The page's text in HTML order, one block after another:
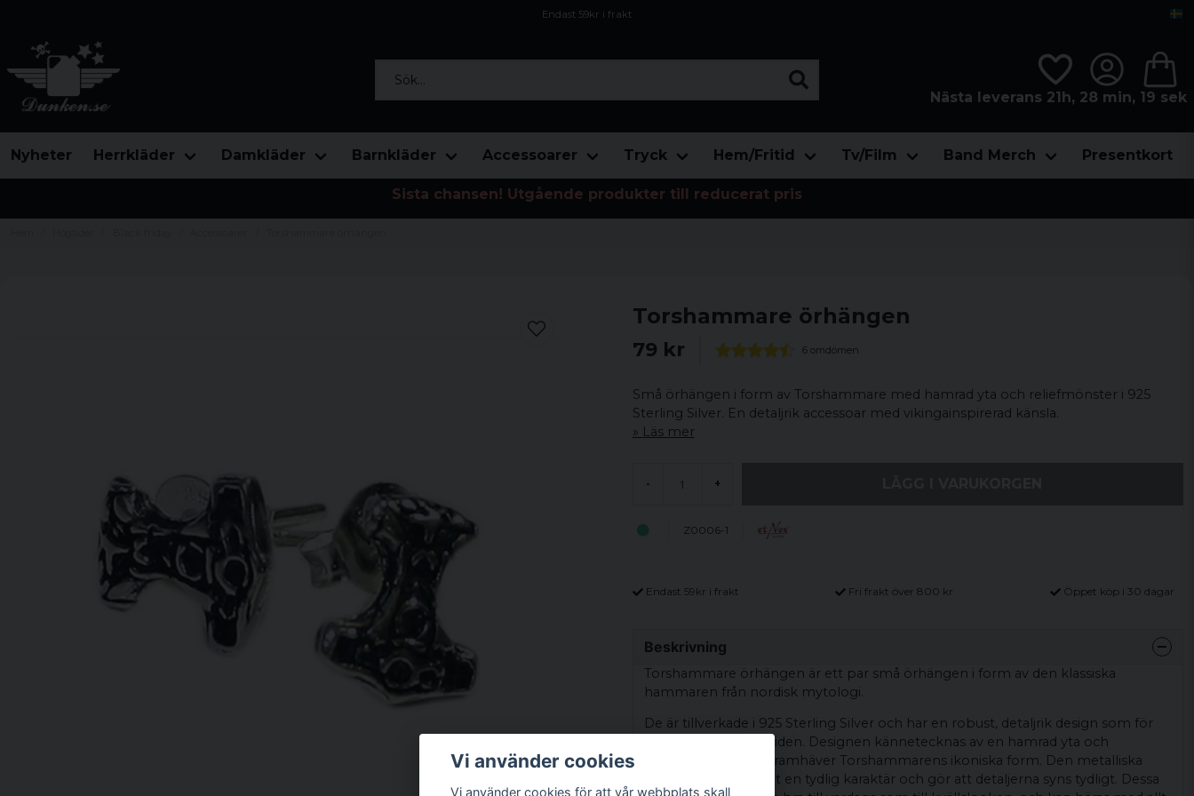
Endast 59kr i frakt
Nästa leverans 21h, 28 min, 18 sek
Nyheter Herrkläder Damkläder Barnkläder Accessoarer Tryck Hem/Fritid Tv/Film Band Merch Presentkort
Sista chansen! Utgående produkter till reducerat pris
Torshammare örhängen
79 kr 6 omdömen
Små örhängen i form av Torshammare med hamrad yta och reliefmönster i 925
Sterling Silver. En detaljrik accessoar med vikingainspirerad känsla.
Läs mer
- +
Z0006-1
Endast 59kr i frakt Fri frakt över 800 kr Öppet köp i 30 dagar
Beskrivning
Torshammare örhängen är ett par små örhängen i form av den klassiska
hammaren från nordisk mytologi.
De är tillverkade i 925 Sterling Silver och har en robust, detaljrik design som för
tankarna till vikingatiden. Designen kännetecknas av en hamrad yta och
reliefmönster som framhäver Torshammarens ikoniska form. Den metalliska
glansen ger smycket en tydlig karaktär och gör att detaljerna syns tydligt. Dessa
Vi använder cookies
Vi använder cookies för att vår webbplats skall